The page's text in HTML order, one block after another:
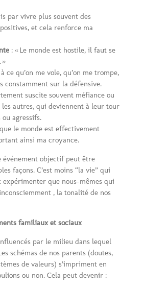
par vivre plus souvent des
et cela renforce ma
: « Le monde est hostile, il faut se
»
à ce qu’on me vole, qu’on me trompe,
constamment sur la défensive.
suscite souvent méfiance ou
les autres, qui deviennent à leur tour
agressifs.
que le monde est effectivement
ainsi ma croyance.
événement objectif peut être
façons. C’est moins “la vie” qui
expérimenter que nous-mêmes qui
, la tonalité de nos
familiaux et sociaux
par le milieu dans lequel
schémas de nos parents (doutes,
de valeurs) s’impriment en
ou non. Cela peut devenir :